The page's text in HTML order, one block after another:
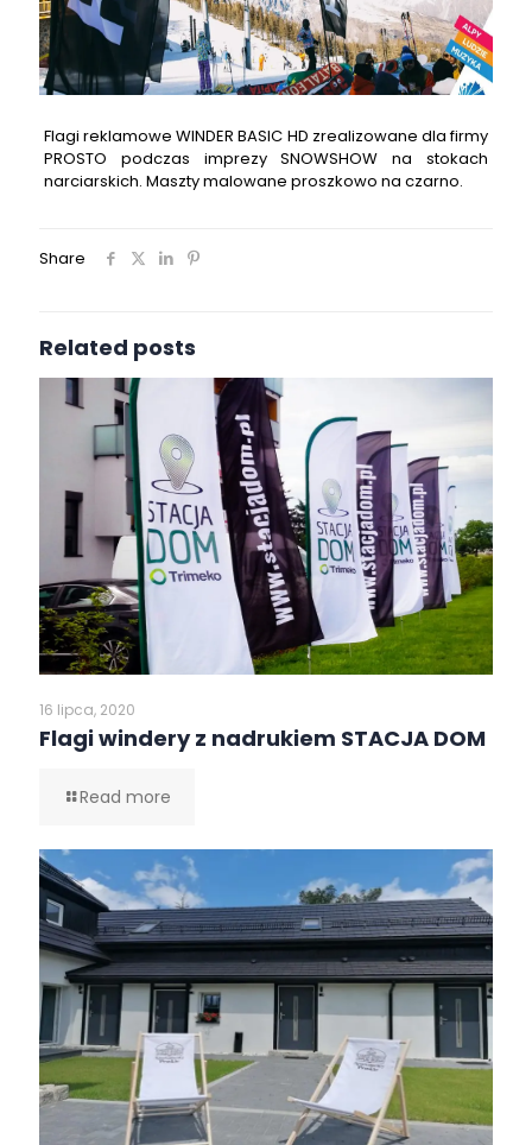
Flagi reklamowe WINDER BASIC HD zrealizowane dla firmy
PROSTO podczas imprezy SNOWSHOW na stokach
narciarskich. Maszty malowane proszkowo na czarno.
Share
Related posts
16 lipca, 2020
Flagi windery z nadrukiem STACJA DOM
Read more